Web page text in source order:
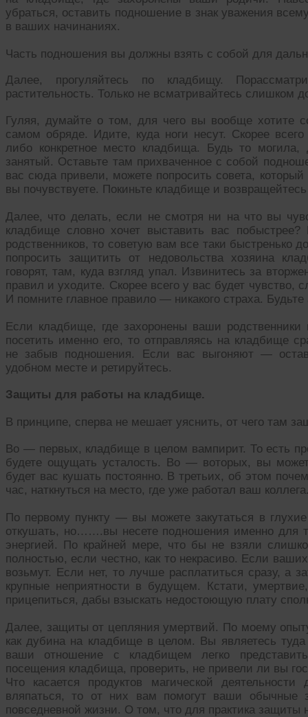
убраться, оставить подношение в знак уважения
в ваших начинаниях.
Часть подношения вы должны взять с собой для
Далее, прогуляйтесь по кладбищу.
растительность. Только не всматривайтесь слишком
Гуляя, думайте о том, для чего вы вообще хотите
самом обряде. Идите, куда ноги несут. Скорее
либо конкретное место кладбища. Будь то
занятый. Оставьте там прихваченное с собой
вас сюда привели, можете попросить совета,
вы почувствуете. Покиньте кладбище и
Далее, что делать, если не смотря ни на что вы
кладбище словно хочет выставить вас
родственников, то советую вам все таки быстренько
попросить защитить от недовольства хозяина
говорят, там, куда взгляд упал. Извинитесь за
правил и уходите. Скорее всего у вас будет чувство,
И помните главное правило — никакого страха.
Если кладбище, где захоронены ваши
посетить именно его, то отправляясь на кладбище
не забыв подношения. Если вас выгоняют —
удобном месте и ретируйтесь.
Защиты для работы на кладбище.
В принципе, сперва не мешает уяснить, от чего там
Во — первых, кладбище в целом вампирит. То есть
будете ощущать усталость. Во — воторых, вы
будет вас кушать постоянно. В третьих, об этом
час, наткнуться на место, где уже работал ваш
По первому пункту — вы можете закутаться в
откушать, но…….вы несете подношения именно для
энергией. По крайней мере, что бы не взяли
полностью, если честно, как то некрасиво. Если
возьмут. Если нет, то лучше расплатиться сразу, а
крупные неприятности в будущем. Кстати,
прицепиться, дабы взыскать недостоющую плату
Далее, защиты от цепляния умертвий. По моему
как дубина на кладбище в целом. Вы являетесь
ваши отношение с кладбищем легко
посещения кладбища, проверить, не привели ли вы
Что касается продуктов магической
вляпаться, то от них вам помогут ваши обычные
повседневной жизни. О том, что для практика